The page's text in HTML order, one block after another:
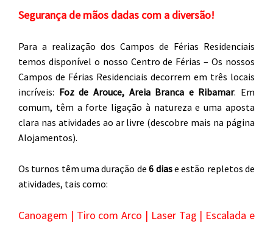
Segurança de mãos dadas com a diversão!
Para a realização dos Campos de Férias Residenciais
temos disponível o nosso Centro de Férias – Os nossos
Campos de Férias Residenciais decorrem em três locais
incríveis: Foz de Arouce, Areia Branca e Ribamar. Em
comum, têm a forte ligação à natureza e uma aposta
clara nas atividades ao ar livre (descobre mais na página
Alojamentos).
Os turnos têm uma duração de6 diase estão repletos de
atividades, tais como:
Canoagem | Tiro com Arco | Laser Tag | Escalada e